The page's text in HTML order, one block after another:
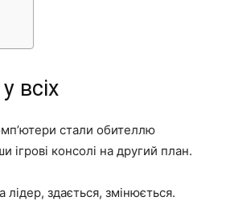
всіх
стали обителлю
ігрові консолі на другий план.
лідер, здається, змінюється.